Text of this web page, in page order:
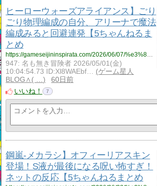
ヒーローウォーズアライアンス】ごり
ごり物理編成の自分、アリーナで魔法
編成みると回避連発【5ちゃんねるま
とめ
947: 名も無き冒険者 2026/05/01(金)
10:04:54.73 ID:Xl8WAEbf…
ゲーム星人
BLOG∧( …
60日前
いいね！
7
鋼嵐‐メカラシ】オフィーリアスキン
登場！S液が最後になる呪い怖すぎ！
ネットの反応【5ちゃんねるまとめ